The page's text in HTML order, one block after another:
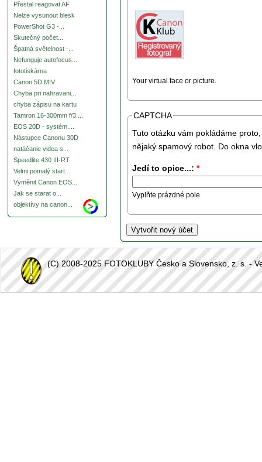
Přestal reagovat AF
Nelze vysunout blesk
PowerShot G3 -...
Skutečný počet...
Špatná světelnost -...
Nefunguje autofocus...
fototiskárna
Canon 5D MIV
Chyba pri nahravani...
chyba zápisu na kartu
Tamron 16-300mm f/3....
EOS 20D - systém....
Nástupce Canonu 30D
natáčanie videa s...
Speedlite 430 III-RT
Velmi pomalý start...
Vyměnit Canon EOS...
Jak se starat o...
objektívy na canon...
Your virtual face or picture.
CAPTCHA
Tuto otázku vám pokládáme
nějaký spamový robot. Do okna
Jedí to opice...: *
Vyplňte prázdné pole
(C) 2008-2025 FOTOKLUBY Česko a Slovensko, z. s. -